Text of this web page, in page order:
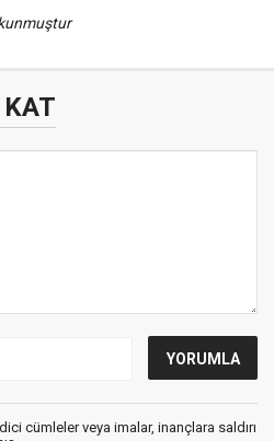
cümleler veya imalar, inançlara saldırı